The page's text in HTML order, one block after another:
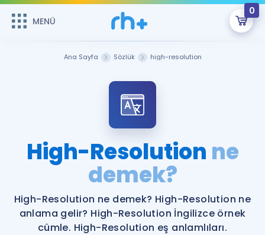
MENÜ
0
Şifremi Hatırlamıyorum
Sepetin Şu An Boş.
Remzi Hoca ile seni sınava hazırlayacak onlarca eğitim seni
bekliyor!
MENÜ
Katılımcı Görüşleri
Faydalı Araçlar
Ücretsiz Kaynaklar
İngilizce Gramer
Ana Sayfa Sözlük high-resolution
High-Resolution ne
demek?
High-Resolution ne demek? High-Resolution ne
anlama gelir? High-Resolution İngilizce örnek
cümle. High-Resolution eş anlamlıları.